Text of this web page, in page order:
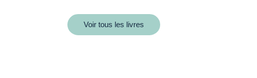
Voir tous les livres